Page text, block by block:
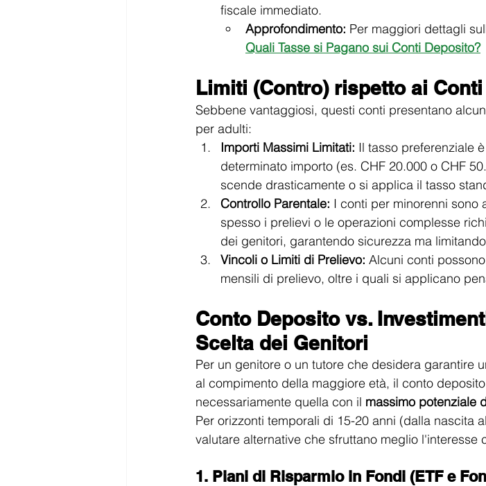
fiscale immediato.
Approfondimento: Per maggiori dettagli
Quali Tasse si Pagano sui Conti Deposito?
Limiti (Contro) rispetto ai
Sebbene vantaggiosi, questi conti presentano
per adulti:
Importi Massimi Limitati: Il tasso preferenziale
determinato importo (es. CHF 20.000 o CHF
scende drasticamente o si applica il tasso
Controllo Parentale: I conti per minorenni sono
spesso i prelievi o le operazioni complesse
dei genitori, garantendo sicurezza ma
Vincoli o Limiti di Prelievo: Alcuni conti
mensili di prelievo, oltre i quali si applicano
Conto Deposito vs.
Scelta dei Genitori
Per un genitore o un tutore che desidera garantire
al compimento della maggiore età, il conto
necessariamente quella con il massimo potenziale
Per orizzonti temporali di 15-20 anni (dalla nascita
valutare alternative che sfruttano meglio l'interesse
1. Piani di Risparmio in Fondi (ETF e